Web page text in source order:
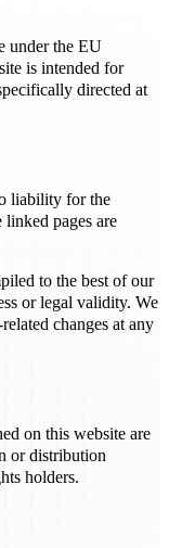
under the EU
is intended for
directed at
liability for the
pages are
to the best of our
or legal validity. We
changes at any
on this website are
or distribution
holders.